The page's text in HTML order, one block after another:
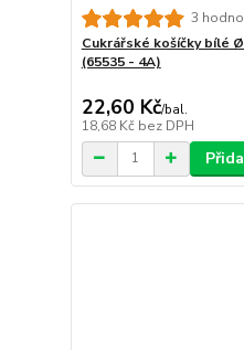
3
Cukrářské košíčky bílé
(65535 - 4A)
22,60 Kč/bal.
18,68 Kč bez DPH